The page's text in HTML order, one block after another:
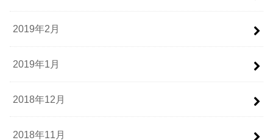
2019年2月
2019年1月
2018年12月
2018年11月